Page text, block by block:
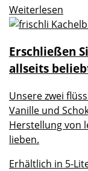
Weiterlesen
Erschließen
allseits
Unsere zwei
Vanille und
Herstellung von
lieben.
Erhältlich in 5-